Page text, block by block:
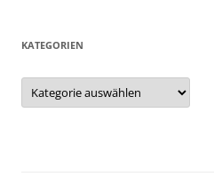
KATEGORIEN
Kategorien